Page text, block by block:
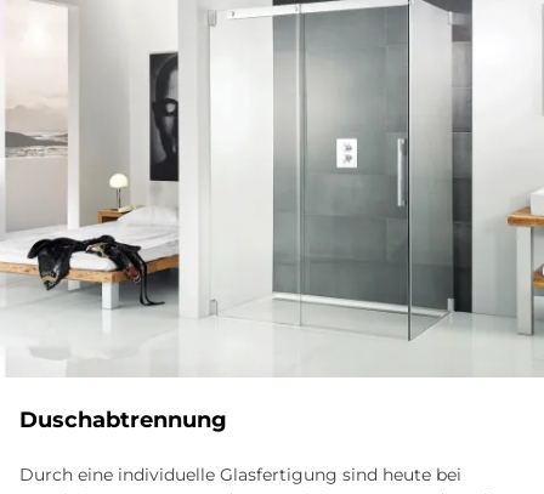
Dusch­ab­tren­nung
Durch eine individuelle Glasfertigung sind heute bei